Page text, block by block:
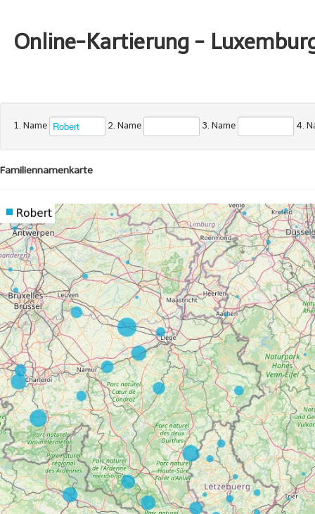
Online-Kartierung -
1. Name 2. Name 3. Name 4.
Familiennamenkarte